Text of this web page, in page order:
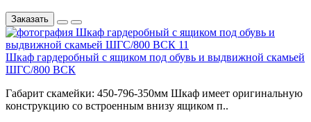
Заказать
Шкаф гардеробный с ящиком под обувь и выдвижной скамьей
ШГС/800 ВСК
Габарит скамейки: 450-796-350мм Шкаф имеет оригинальную
конструкцию со встроенным внизу ящиком п..